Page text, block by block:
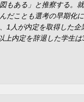
もある」と推察する。
だことも選考の早期化
1人が内定を取得した
上内定を辞退した学生